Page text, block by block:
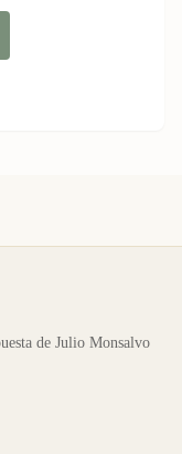
de Julio Monsalvo